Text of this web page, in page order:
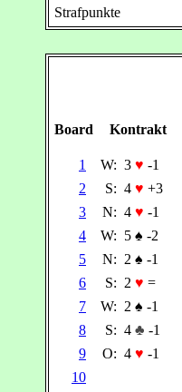
Strafpunkte
Board Kontrakt
1
W: 3 ♥ -1
2
S: 4 ♥ +3
3
N: 4 ♥ -1
4
W: 5 ♠ -2
5
N: 2 ♠ -1
6
S: 2 ♥ =
7
W: 2 ♠ -1
8
S: 4 ♣ -1
9
O: 4 ♥ -1
10